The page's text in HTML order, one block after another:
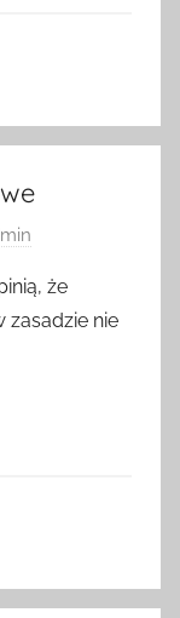
że
zasadzie nie